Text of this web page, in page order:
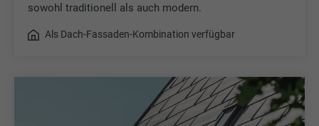
sowohl traditionell als auch modern.
Als Dach-Fassaden-Kombination verfügbar